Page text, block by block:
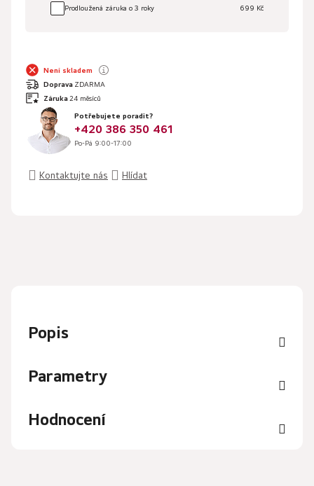
Prodloužená záruka o 3 roky 699 Kč
Není skladem
Doprava ZDARMA
Záruka 24 měsíců
Potřebujete poradit?
+420 386 350 461
Po-Pá 9:00-17:00
Kontaktujte nás Hlídat
Popis
Parametry
Hodnocení